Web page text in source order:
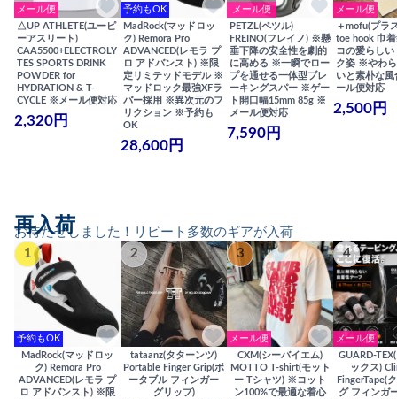
メール便
△UP ATHLETE(ユーピ
ーアスリート)
CAA5500+ELECTROLY
TES SPORTS DRINK
POWDER for
HYDRATION & T-
CYCLE ※メール便対応
2,320円
予約もOK
MadRock(マッドロッ
ク) Remora Pro
ADVANCED(レモラ プ
ロ アドバンスト) ※限
定リミテッドモデル ※
マッドロック最強XFラ
バー採用 ※異次元のフ
リクション ※予約も
OK
28,600円
メール便
PETZL(ペツル)
FREINO(フレイノ) ※懸
垂下降の安全性を劇的
に高める ※一瞬でロー
プを通せる一体型ブレ
ーキングスパー ※ゲー
ト開口幅15mm 85g ※
メール便対応
7,590円
メール便
＋mofu(プラ
toe hook 巾
コの愛らしい
ク姿 ※やわ
いと素朴な
ール便対応
2,500円
お待たせしました！リピート多数のギアが入荷
再入荷
1
予約もOK
MadRock(マッドロッ
ク) Remora Pro
ADVANCED(レモラ プ
ロ アドバンスト) ※限
2
tataanz(タターンツ)
Portable Finger Grip(ポ
ータブル フィンガー
グリップ)
3
メール便
CXM(シーバイエム)
MOTTO T-shirt(モット
ー Tシャツ) ※コット
ン100%で最適な着心
4
メール便
GUARD-
ックス)
FingerTape(
グ フィンガ